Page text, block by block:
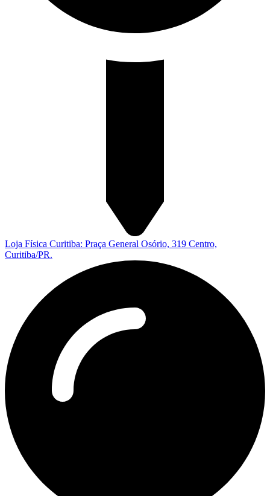
Loja Física Curitiba: Praça General Osório, 319 Centro,
Curitiba/PR.